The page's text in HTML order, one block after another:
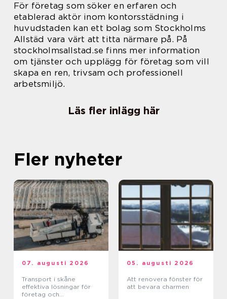
För företag som söker en erfaren och
etablerad aktör inom kontorsstädning i
huvudstaden kan ett bolag som Stockholms
Allstäd vara värt att titta närmare på. På
stockholmsallstad.se finns mer information
om tjänster och upplägg för företag som vill
skapa en ren, trivsam och professionell
arbetsmiljö.
Läs fler inlägg här
Fler nyheter
07. augusti 2026
Transport i skåne
effektiva lösningar för
företag och
05. augusti 2026
Att renovera fönster för
att bevara charmen